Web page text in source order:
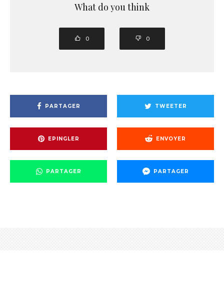
What do you think
0 0
PARTAGER TWEETER
EPINGLER ENVOYER
PARTAGER PARTAGER